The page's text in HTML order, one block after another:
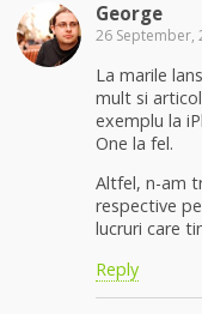
George
26 September,
La marile
mult si
exemplu la
One la fel.
Altfel, n-am
respective
lucruri care
Reply